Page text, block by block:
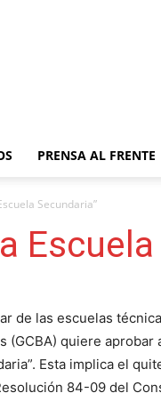
PRENSA AL FRENTE
Secundaria”
de las escuelas
(GCBA) quiere
Esta implica el
84-09 del